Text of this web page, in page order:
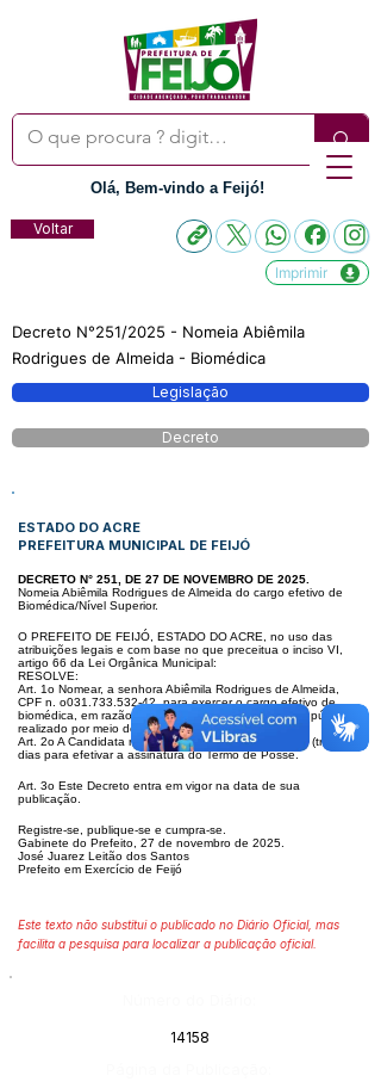
Olá, Bem-vindo a Feijó!
Voltar
Imprimir
Decreto N°251/2025 - Nomeia Abiêmila
Rodrigues de Almeida - Biomédica
Legislação
Decreto
ESTADO DO ACRE
PREFEITURA MUNICIPAL DE FEIJÓ
DECRETO N° 251, DE 27 DE NOVEMBRO DE 2025.
Nomeia Abiêmila Rodrigues de Almeida do cargo efetivo de
Biomédica/Nível Superior.
O PREFEITO DE FEIJÓ, ESTADO DO ACRE, no uso das
atribuições legais e com base no que preceitua o inciso VI,
artigo 66 da Lei Orgânica Municipal:
RESOLVE:
Art. 1o Nomear, a senhora Abiêmila Rodrigues de Almeida,
CPF n. o031.733.532-42, para exercer o cargo efetivo de
biomédica, em razão de sua aprovação noconcurso público
realizado por meio do Edital n.o 001/2024.
Art. 2o A Candidata nomeada terá o prazo de até 30 (trinta)
dias para efetivar a assinatura do Termo de Posse.
Art. 3o Este Decreto entra em vigor na data de sua
publicação.
Registre-se, publique-se e cumpra-se.
Gabinete do Prefeito, 27 de novembro de 2025.
José Juarez Leitão dos Santos
Prefeito em Exercício de Feijó
Este texto não substitui o publicado no Diário Oficial, mas
facilita a pesquisa para localizar a publicação oficial.
14158